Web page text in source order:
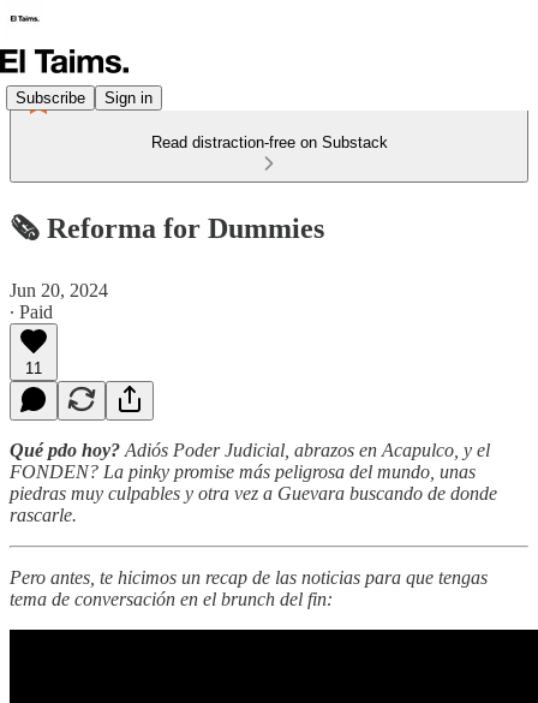
Subscribe Sign in
Read distraction-free on Substack
🗞️ Reforma for Dummies
Jun 20, 2024
∙ Paid
11
Qué pdo hoy? Adiós Poder Judicial, abrazos en Acapulco, y el
FONDEN? La pinky promise más peligrosa del mundo, unas
piedras muy culpables y otra vez a Guevara buscando de donde
rascarle.
Pero antes, te hicimos un recap de las noticias para que tengas
tema de conversación en el brunch del fin: